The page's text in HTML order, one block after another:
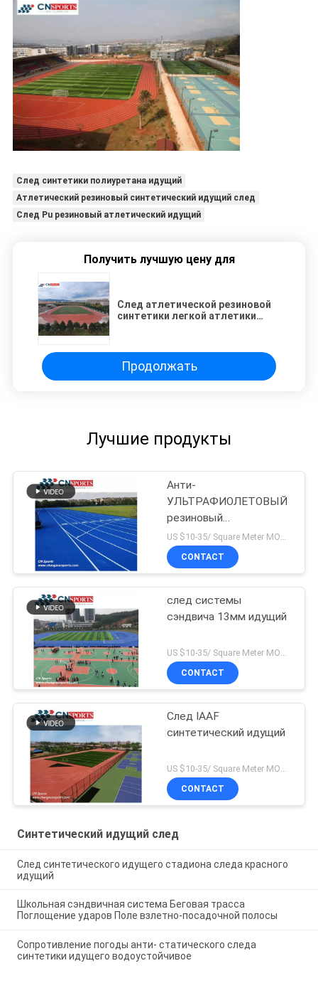
След синтетики полиуретана идущий
Атлетический резиновый синтетический идущий след
След Pu резиновый атлетический идущий
Получить лучшую цену для
След атлетической резиновой
синтетики легкой атлетики
Продолжать
Лучшие продукты
Анти-
УЛЬТРАФИОЛЕТОВЫЙ
резиновый
атлетический след
US $10-35/ Square Meter MOQ:/
CONTACT
след системы
сэндвича 13мм идущий
US $10-35/ Square Meter MOQ:/
CONTACT
След IAAF
синтетический идущий
CONTACT
Синтетический идущий след
След синтетического идущего стадиона следа красного
идущий
Школьная сэндвичная система Беговая трасса
Поглощение ударов Поле взлетно-посадочной полосы
Сопротивление погоды анти- статического следа
синтетики идущего водоустойчивое